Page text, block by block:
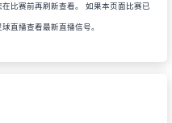
比赛前再刷新查看。 如果本页面比赛已
直播查看最新直播信号。